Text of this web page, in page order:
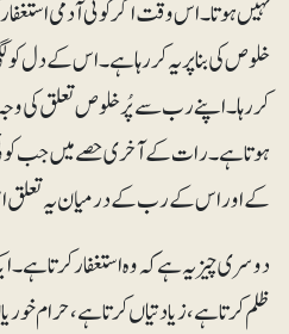
نہیں ہوتا۔ اس وقت اگر کوئی آدمی
خلوص کی بنا پر یہ کر رہا ہے ۔ اس کے دل
کررہا۔ اپنے رب سے پُرخلوص تعلق کی
ہوتا ہے۔ رات کے آخری حصے میں جب کوئی
کے اور اس کے رب کے درمیان یہ تعلق
دوسری چیز یہ ہے کہ وہ استغفار کرتا
ظلم کرتا ہے، زیادتیاں کرتا ہے، حرام